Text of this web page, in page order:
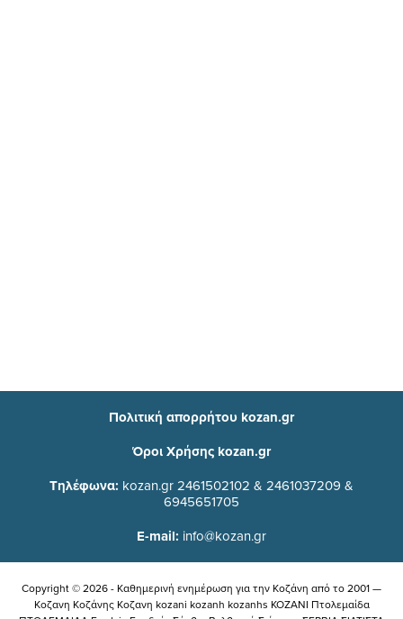
Πολιτική απορρήτου kozan.gr
Όροι Χρήσης kozan.gr
Τηλέφωνα: kozan.gr 2461502102 & 2461037209 &
6945651705
E-mail: info@kozan.gr
Copyright © 2026 - Καθημερινή ενημέρωση για την Kοζάνη από το 2001 —
Κοζανη Κοζάνης Κοζανη kozani kozanh kozanhs KOZANI Πτολεμαίδα